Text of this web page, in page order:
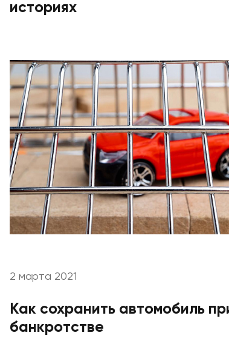
историях
2 марта 2021
Как сохранить автомобиль
банкротстве
Дела
Отзывы
О компании
Подробно о банкротстве